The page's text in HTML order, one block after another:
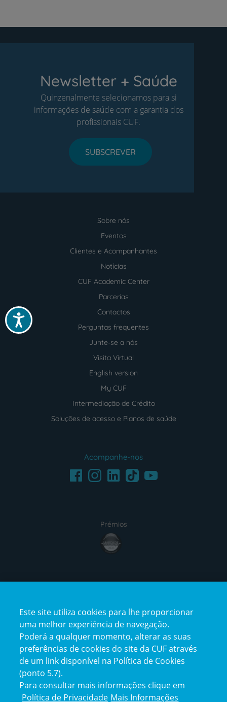
Acessibilidade
Newsletter + Saúde
Quinzenalmente selecionamos para si
informações de saúde com a garantia dos
profissionais CUF.
SUBSCREVER
Sobre nós
Eventos
Clientes e Acompanhantes
Notícias
CUF Academic Center
Parcerias
Contactos
Perguntas frequentes
Junte-se a nós
Visita Virtual
English version
My CUF
Intermediação de Crédito
Soluções de acesso e Planos de saúde
Acompanhe-nos
FacebookInstagramLinkedInTikTokYoutube
Prémios
award4
certification2certification3
Reclamações
e
Este site utiliza cookies para lhe proporcionar
uma melhor experiência de navegação.
Poderá a qualquer momento, alterar as suas
preferências de cookies do site da CUF através
de um link disponível na Política de Cookies
(ponto 5.7).
Para consultar mais informações clique em
Política de Privacidade Mais Informações